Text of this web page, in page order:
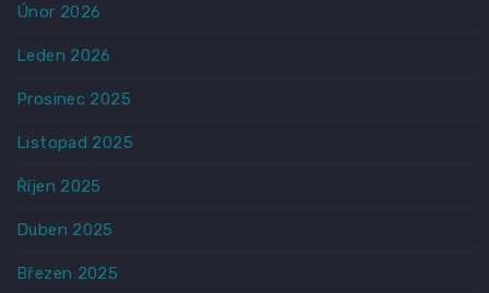
Únor 2026
Leden 2026
Prosinec 2025
Listopad 2025
Říjen 2025
Duben 2025
Březen 2025